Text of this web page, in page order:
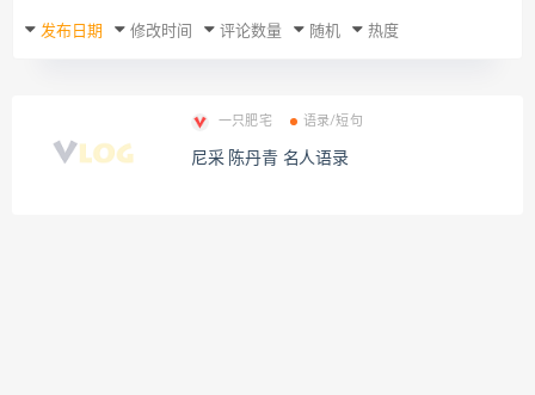
发布日期 修改时间 评论数量 随机 热度
一只肥宅 语录/短句
尼采 陈丹青 名人语录